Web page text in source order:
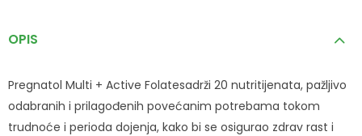
OPIS
Pregnatol Multi + Active Folatesadrži 20 nutritijenata, pažljivo
odabranih i prilagođenih povećanim potrebama tokom
trudnoće i perioda dojenja, kako bi se osigurao zdrav rast i